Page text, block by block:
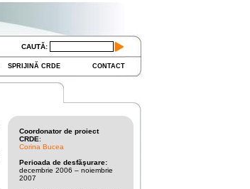
CAUTĂ:
SPRIJINĂ CRDE CONTACT
Coordonator de proiect
CRDE:
Corina Bucea
Perioada de desfăşurare:
decembrie 2006 – noiembrie
2007